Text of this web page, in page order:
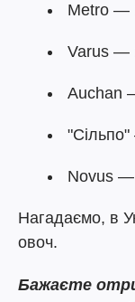
Metro —
Varus —
Auchan
Novus —
Нагадаємо, в
овоч.
Бажаєте